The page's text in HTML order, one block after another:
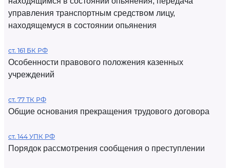
управления транспортным средством лицу,
находящемуся в состоянии опьянения
ст. 161 БК РФ
Особенности правового положения казенных
учреждений
ст. 77 ТК РФ
Общие основания прекращения трудового договора
ст. 144 УПК РФ
Порядок рассмотрения сообщения о преступлении